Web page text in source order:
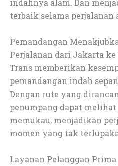
indahnya alam. Dan
terbaik selama perjalanan
Pemandangan
Perjalanan dari Jakarta
Trans memberikan
pemandangan indah
Dengan rute yang
penumpang dapat
memukau, menjadikan
momen yang tak
Layanan Pelanggan Prima